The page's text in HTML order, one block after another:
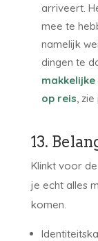
arriveert.
mee te
namelijk
dingen te
op reis, zie
13.
Klinkt voor
je echt alles
komen.